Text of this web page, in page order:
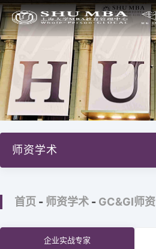
首页
新闻活动
师资学术
GL师资
GC&GI师资
首页 - 师资学术 - GC&GI师资
企业实战专家